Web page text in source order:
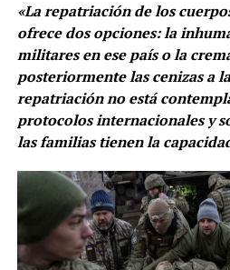
«La repatriación de los
ofrece dos opciones: la
militares en ese país o la
posteriormente las cenizas a
repatriación no está
protocolos internacionales y
las familias tienen la